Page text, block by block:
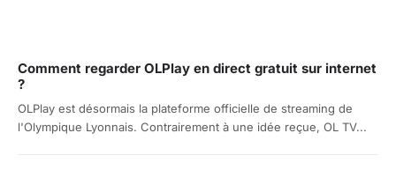
Comment regarder OLPlay en direct gratuit sur internet
?
OLPlay est désormais la plateforme officielle de streaming de
l'Olympique Lyonnais. Contrairement à une idée reçue, OL TV...